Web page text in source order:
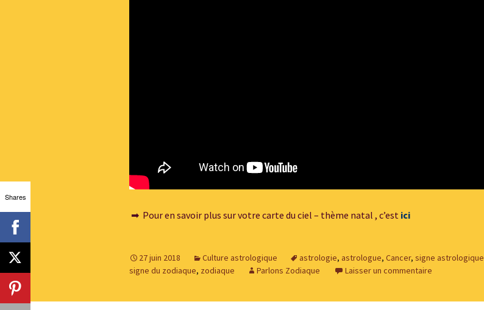
➡ Pour en savoir plus sur votre carte du ciel – thème natal , c’est ici
27 juin 2018 Culture astrologique astrologie, astrologue, Cancer, signe astrologique
signe du zodiaque, zodiaque Parlons Zodiaque Laisser un commentaire
Shares